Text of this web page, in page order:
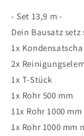
Jeremias
- Set 13,9 m -
Dein Bausatz
1x
2x
1x T-Stück
1x Rohr 500 mm
11x Rohr 1000 mm
1x Rohr 1000 mm